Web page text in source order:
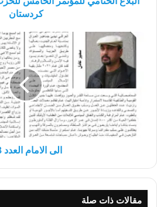
كردستان
الامام
الى الامام العدد 98
مقالات ذات صلة